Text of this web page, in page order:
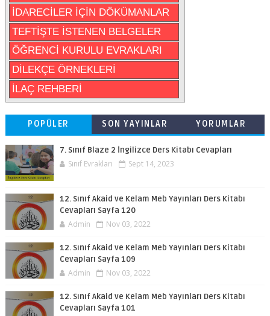
İDARECİLER İÇİN DÖKÜMANLAR
TEFTİŞTE İSTENEN BELGELER
ÖĞRENCİ KURULU EVRAKLARI
DİLEKÇE ÖRNEKLERİ
İLAÇ REHBERİ
POPÜLER SON YAYINLAR YORUMLAR
7. Sınıf Blaze 2 İngilizce Ders Kitabı Cevapları
Sınıf Evrakları Sept 14, 2023
12. Sınıf Akaid ve Kelam Meb Yayınları Ders Kitabı
Cevapları Sayfa 120
Admin Nov 03, 2022
12. Sınıf Akaid ve Kelam Meb Yayınları Ders Kitabı
Cevapları Sayfa 109
Admin Nov 03, 2022
12. Sınıf Akaid ve Kelam Meb Yayınları Ders Kitabı
Cevapları Sayfa 101